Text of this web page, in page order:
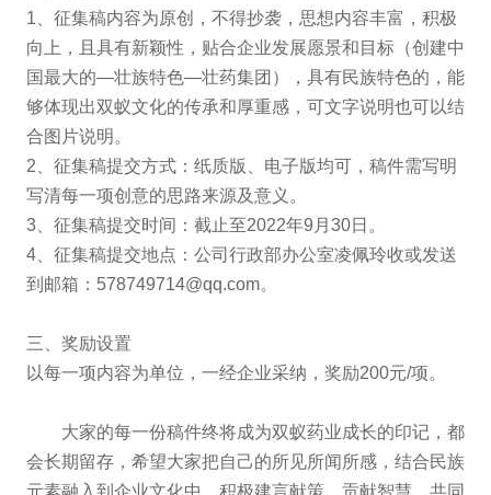
1、征集稿内容为原创，不得抄袭，思想内容丰富，积极
向上，且具有新颖性，贴合企业发展愿景和目标（创建中
国最大的—壮族特色—壮药集团），具有民族特色的，能
够体现出双蚁文化的传承和厚重感，可文字说明也可以结
合图片说明。
2、征集稿提交方式：纸质版、电子版均可，稿件需写明
写清每一项创意的思路来源及意义。
3、征集稿提交时间：截止至2022年9月30日。
4、征集稿提交地点：公司行政部办公室凌佩玲收或发送
到邮箱：578749714@qq.com。
三、奖励设置
以每一项内容为单位，一经企业采纳，奖励200元/项。
大家的每一份稿件终将成为双蚁药业成长的印记，都
会长期留存，希望大家把自己的所见所闻所感，结合民族